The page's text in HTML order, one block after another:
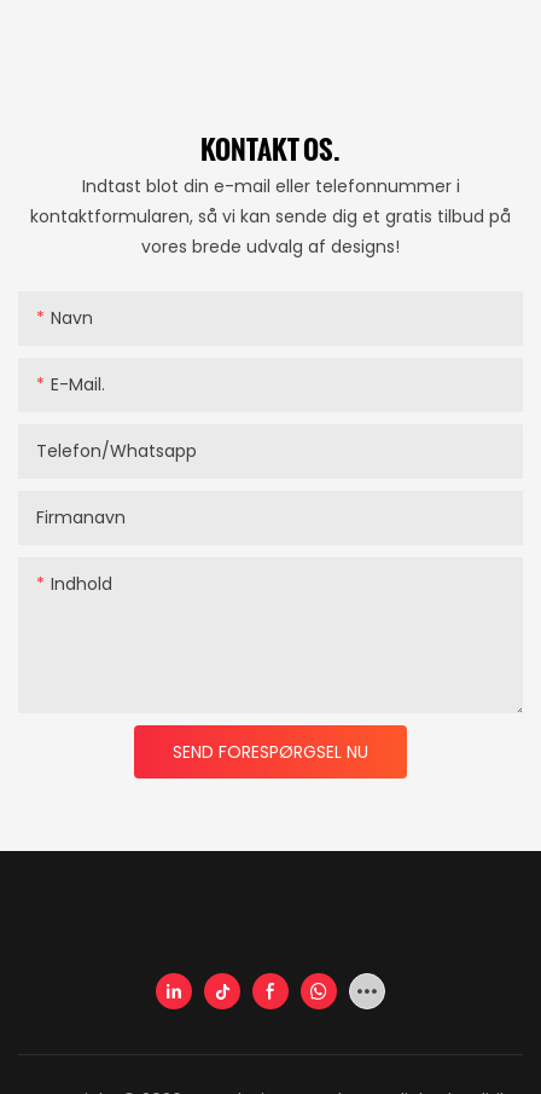
KONTAKT OS.
Indtast blot din e-mail eller telefonnummer i
kontaktformularen, så vi kan sende dig et gratis tilbud på
vores brede udvalg af designs!
Navn
E-Mail.
Telefon/whatsapp
Firmanavn
Indhold
SEND FORESPØRGSEL NU